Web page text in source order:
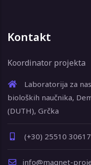
Kontakt
Koordinator projekta
Laboratorija za
bioloških naučnika,
(DUTH), Grčka
(+30) 25510 30617
info@magnet-